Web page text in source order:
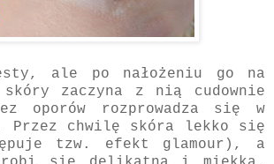
ale po nałożeniu go na
skóry zaczyna z nią cudownie
oporów rozprowadza się w
Przez chwilę skóra lekko się
tzw. efekt glamour), a